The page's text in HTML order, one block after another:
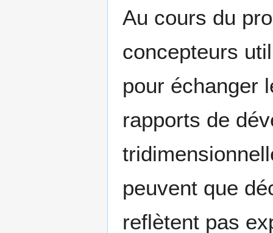
Au cours du
concepteurs
pour échanger
rapports de
peuvent que
reflètent pas